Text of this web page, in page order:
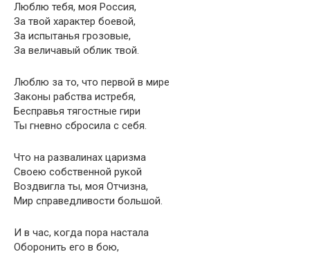
Люблю тебя, моя Россия,
За твой характер боевой,
За испытанья грозовые,
За величавый облик твой.
Люблю за то, что первой в мире
Законы рабства истребя,
Бесправья тягостные гири
Ты гневно сбросила с себя.
Что на развалинах царизма
Своею собственной рукой
Воздвигла ты, моя Отчизна,
Мир справедливости большой.
И в час, когда пора настала
Оборонить его в бою,